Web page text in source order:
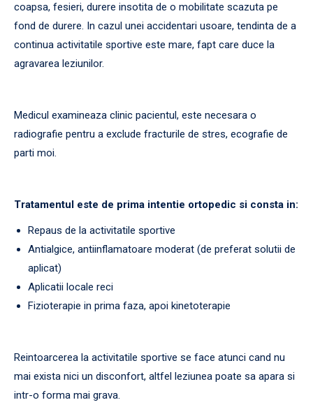
coapsa, fesieri, durere insotita de o mobilitate scazuta pe
fond de durere. In cazul unei accidentari usoare, tendinta de a
continua activitatile sportive este mare, fapt care duce la
agravarea leziunilor.
Medicul examineaza clinic pacientul, este necesara o
radiografie pentru a exclude fracturile de stres, ecografie de
parti moi.
Tratamentul este de prima intentie ortopedic si consta in:
Repaus de la activitatile sportive
Antialgice, antiinflamatoare moderat (de preferat solutii de
aplicat)
Aplicatii locale reci
Fizioterapie in prima faza, apoi kinetoterapie
Reintoarcerea la activitatile sportive se face atunci cand nu
mai exista nici un disconfort, altfel leziunea poate sa apara si
intr-o forma mai grava.